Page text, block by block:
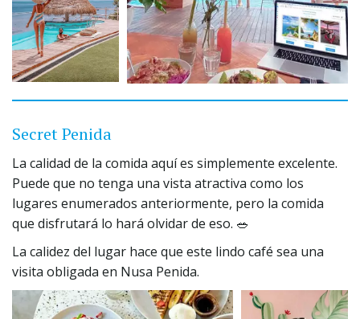
Secret Penida
La calidad de la comida aquí es simplemente excelente.
Puede que no tenga una vista atractiva como los
lugares enumerados anteriormente, pero la comida
que disfrutará lo hará olvidar de eso. 🥗
La calidez del lugar hace que este lindo café sea una
visita obligada en Nusa Penida.